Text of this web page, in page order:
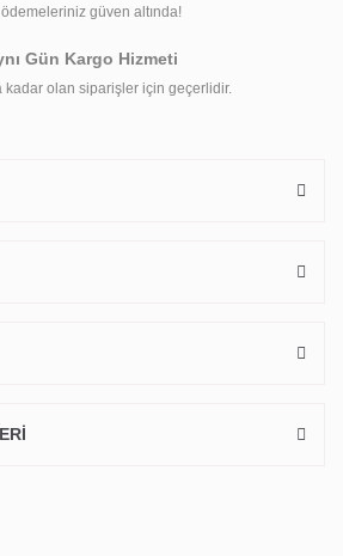
güven altında!
Gün Kargo Hizmeti
kadar olan siparişler için geçerlidir.